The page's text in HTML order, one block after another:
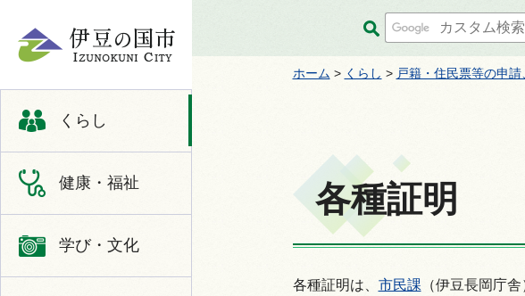
くらし
健康・福祉
学び・文化
ホーム > くらし > 戸籍・住民票等の申
各種証明
各種証明は、 市民課 （伊豆長岡庁舎